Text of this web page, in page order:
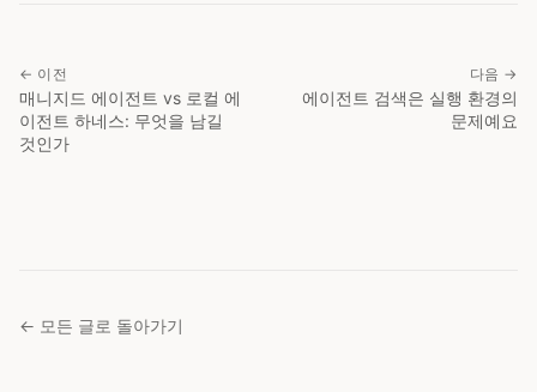
← 이전
매니지드 에이전트 vs 로컬 에
이전트 하네스: 무엇을 남길
것인가
다음 →
에이전트 검색은 실행 환경의
문제예요
← 모든 글로 돌아가기